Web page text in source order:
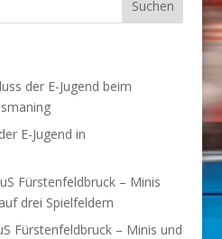
der E-Jugend beim
E-Jugend in
Fürstenfeldbruck – Minis
drei Spielfeldern
Fürstenfeldbruck – Minis und